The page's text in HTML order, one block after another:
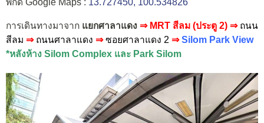
พิกัด Google Maps : 13.727450, 100.534826
การเดินทางมาจาก แยกศาลาแดง ⇒ MRT สีลม (ประตู 2) ⇒ ถนน
สีลม ⇒ ถนนศาลาแดง ⇒ซอยศาลาแดง 2 ⇒Silom Park View
*หลังห้าง Silom Complex และ Park Silom